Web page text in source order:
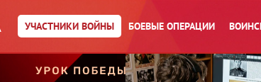
УЧАСТНИКИ ВОЙНЫ БОЕВЫЕ ОПЕРАЦИИ